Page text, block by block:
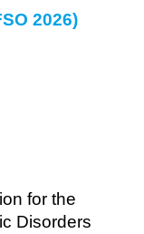
2026)
for the
Disorders